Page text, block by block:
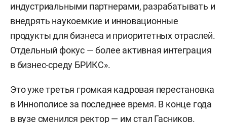
индустриальными партнерами, разрабатывать и
внедрять наукоемкие и инновационные
продукты для бизнеса и приоритетных отраслей.
Отдельный фокус — более активная интеграция
в бизнес-среду БРИКС».
Это уже третья громкая кадровая перестановка
в Иннополисе за последнее время. В конце года
в вузе сменился ректор — им стал Гасников.